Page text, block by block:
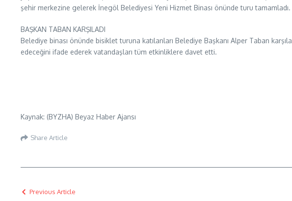
şehir merkezine gelerek İnegöl Belediyesi Yeni Hizmet Binası önünde turu tamamladı.
BAŞKAN TABAN KARŞILADI
Belediye binası önünde bisiklet turuna katılanları Belediye Başkanı Alper Taban
edeceğini ifade ederek vatandaşları tüm etkinliklere davet etti.
Kaynak: (BYZHA) Beyaz Haber Ajansı
Share Article
Previous Article